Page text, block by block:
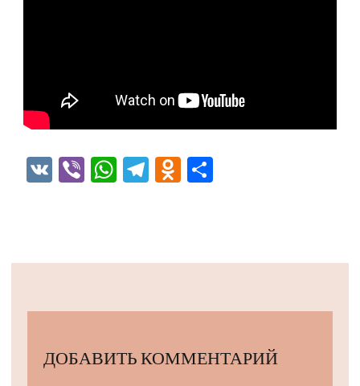
VK ViberWhatsApp
Telegram
Odnoklassniki
ДОБАВИТЬ КОММЕНТАРИЙ